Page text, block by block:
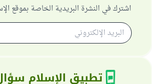
اشترك في النشرة البريدية الخاصة بموقع
تطبيق الإسلام